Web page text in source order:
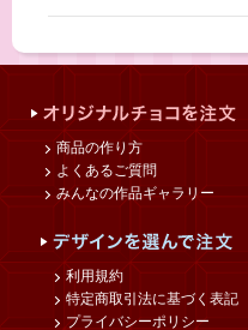
商品の作り方
よくあるご質問
みんなの作品ギャラリー
利用規約
特定商取引法に基づく表記
プライバシーポリシー